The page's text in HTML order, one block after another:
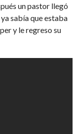
un pastor llegó
sabía que estaba
y le regreso su